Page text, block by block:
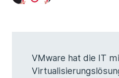
VMware hat die IT